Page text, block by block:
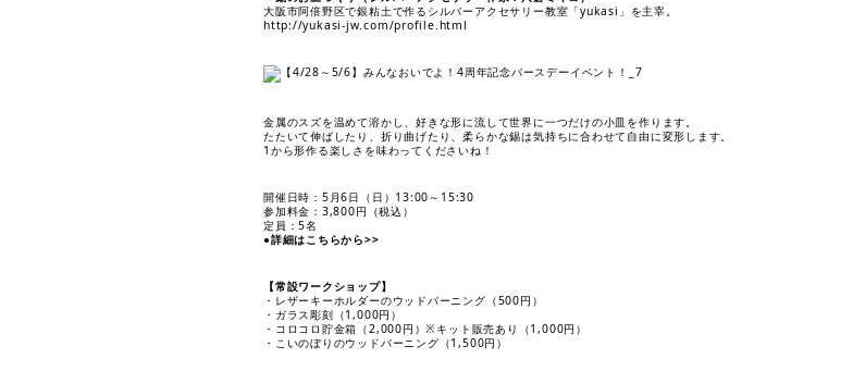
大阪市阿倍野区で銀粘土で作るシルバーアクセサリー教室「yukasi」を主宰。
http://yukasi-jw.com/profile.html
金属のスズを温めて溶かし、好きな形に流して世界に一つだけの小皿を作ります。
たたいて伸ばしたり、折り曲げたり、柔らかな錫は気持ちに合わせて自由に変形します。
1から形作る楽しさを味わってくださいね！
開催日時：5月6日（日）13:00～15:30
参加料金：3,800円（税込）
定員：5名
●詳細はこちらから>>
【常設ワークショップ】
・レザーキーホルダーのウッドバーニング（500円）
・ガラス彫刻（1,000円）
・コロコロ貯金箱（2,000円）※キット販売あり（1,000円）
・こいのぼりのウッドバーニング（1,500円）